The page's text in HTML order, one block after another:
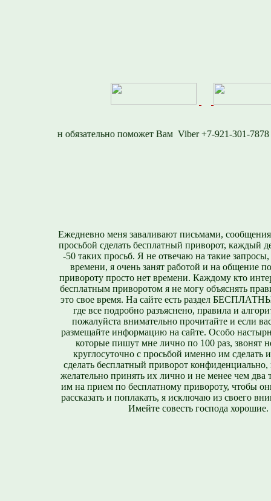
Viber +7-921-
Ежедневно меня заваливают письмами,
просьбой сделать бесплатный приворот, каждый
-50 таких просьб. Я не отвечаю на такие
времени, я очень занят работой и на общение
привороту просто нет времени. Каждому кто
бесплатным приворотом я не могу объяснять
это свое время. На сайте есть раздел
где все подробно разъяснено, правила и
пожалуйста внимательно прочитайте и если
размещайте информацию на сайте. Особо
которые пишут мне лично по 100 раз, звонят
круглосуточно с просьбой именно им сделать
сделать бесплатный приворот конфиденциально,
желательно принять их лично и не менее чем два
им на прием по бесплатному привороту, чтобы
рассказать и поплакать, я исключаю из своего
Имейте совесть господа хорошие.